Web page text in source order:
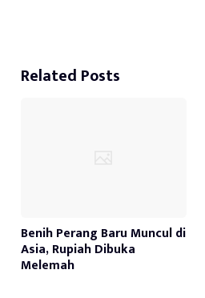
Related Posts
Benih Perang Baru Muncul di
Asia, Rupiah Dibuka
Melemah